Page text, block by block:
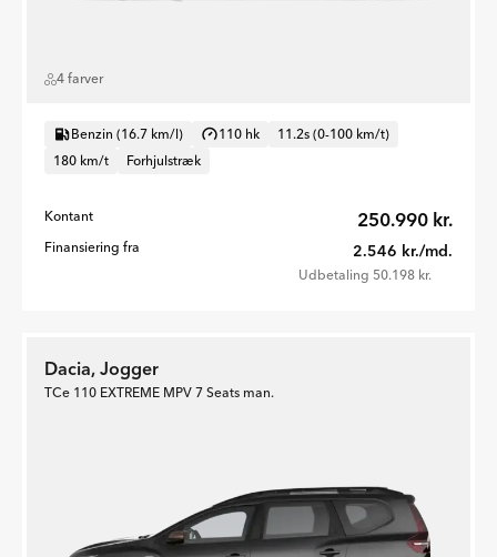
4 farver
Benzin (16.7 km/l) 110 hk
11.2s (0-100 km/t)
180 km/t
Forhjulstræk
Kontant 250.990 kr.
Finansiering fra 2.546 kr./md.
Udbetaling 50.198 kr.
Dacia, Jogger
TCe 110 EXTREME MPV 7 Seats man.